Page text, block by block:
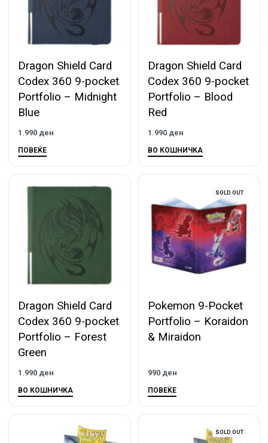
Dragon Shield Card
Codex 360 9-pocket
Portfolio – Midnight
Blue
1.990 ден
ПОВЕЌЕ
Dragon Shield Card
Codex 360 9-pocket
Portfolio – Blood
Red
1.990 ден
ВО КОШНИЧКА
Dragon Shield Card
Codex 360 9-pocket
Portfolio – Forest
Green
1.990 ден
ВО КОШНИЧКА
SOLD OUT
Pokemon 9-Pocket
Portfolio – Koraidon
& Miraidon
990 ден
ПОВЕЌЕ
SOLD OUT